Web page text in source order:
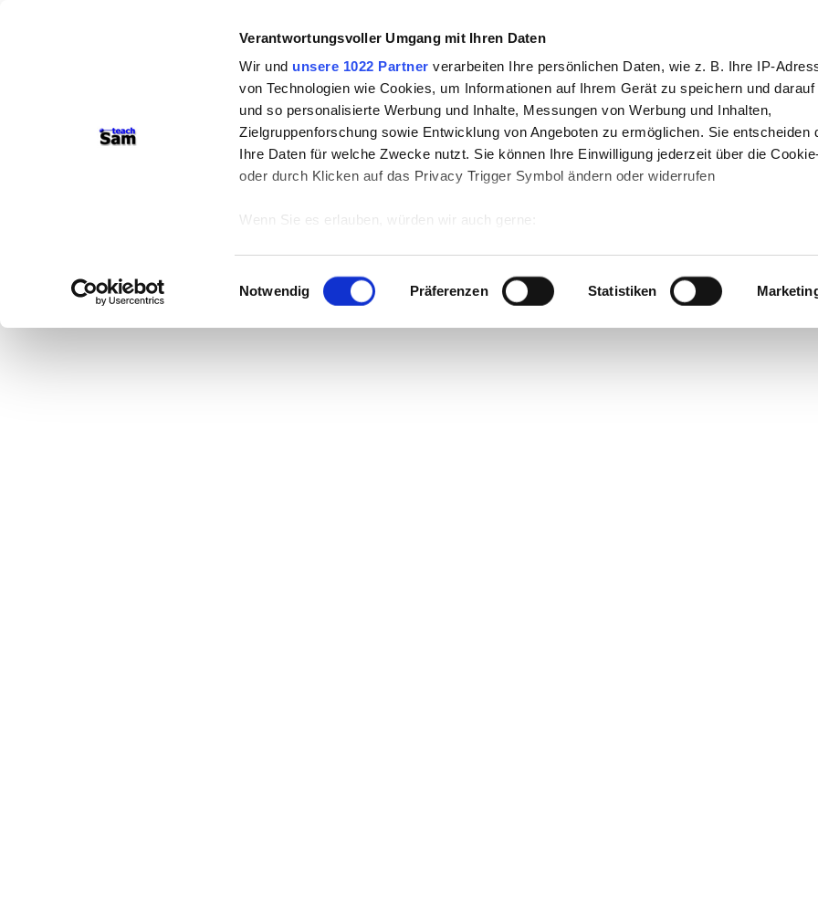
Verantwortungsvoller Umgang mit Ihren Daten
Wir und unsere 1022 Partner verarbeiten Ihre persönlichen Daten, wie z. B. Ihre IP-
von Technologien wie Cookies, um Informationen auf Ihrem Gerät zu speichern und
und so personalisierte Werbung und Inhalte, Messungen von Werbung und Inhalten,
Zielgruppenforschung sowie Entwicklung von Angeboten zu ermöglichen. Sie entscheiden
Ihre Daten für welche Zwecke nutzt. Sie können Ihre Einwilligung jederzeit über die
oder durch Klicken auf das Privacy Trigger Symbol ändern oder widerrufen
Wenn Sie es erlauben, würden wir auch gerne:
Ihr Gerät durch aktives Scannen nach bestimmten Merkmalen (Fingerprinting)
Erfahren Sie mehr darüber, wie Ihre persönlichen Daten verarbeitet werden, und legen Sie
Präferenzen imAbschnitt Einzelheitenfest.
Einwilligungsauswahl
Notwendig Präferenzen Statistiken